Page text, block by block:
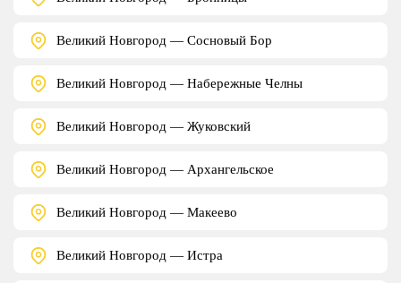
Великий Новгород — Сосновый Бор
Великий Новгород — Набережные Челны
Великий Новгород — Жуковский
Великий Новгород — Архангельское
Великий Новгород — Макеево
Великий Новгород — Истра